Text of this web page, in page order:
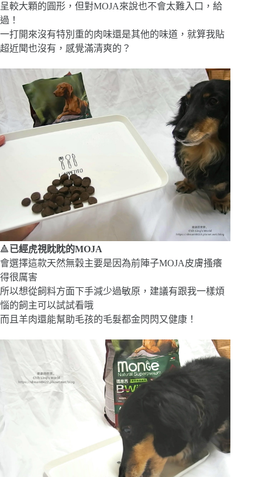
呈較大顆的圓形，但對MOJA來說也不會太難入口，給
過！
一打開來沒有特別重的肉味還是其他的味道，就算我貼
超近聞也沒有，感覺滿清爽的？
🔺 已經虎視眈眈的MOJA
會選擇這款天然無穀主要是因為前陣子MOJA皮膚搔癢
得很厲害
所以想從飼料方面下手減少過敏原，建議有跟我一樣煩
惱的飼主可以試試看哦
而且羊肉還能幫助毛孩的毛髮都金閃閃又健康！